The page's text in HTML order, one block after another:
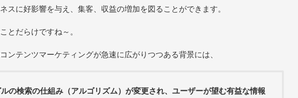
スに好影響を与え、集客、収益の増加を図ることができます。
とだらけですね～。
ンテンツマーケティングが急速に広がりつつある背景には、
ルの検索の仕組み（アルゴリズム）が変更され、ユーザーが望む有益な情報